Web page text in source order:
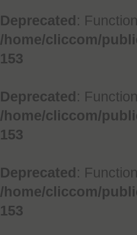
Deprecated:
/home/cliccom/
153
Deprecated:
/home/cliccom/
153
Deprecated:
/home/cliccom/
153